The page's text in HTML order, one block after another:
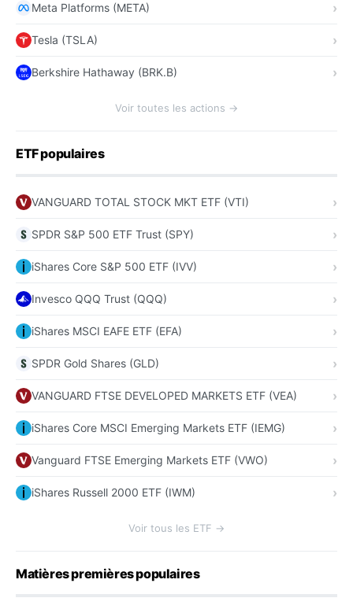
Meta Platforms (META)
Tesla (TSLA)
Berkshire Hathaway (BRK.B)
Voir toutes les actions →
ETF populaires
VANGUARD TOTAL STOCK MKT ETF (VTI)
SPDR S&P 500 ETF Trust (SPY)
iShares Core S&P 500 ETF (IVV)
Invesco QQQ Trust (QQQ)
iShares MSCI EAFE ETF (EFA)
SPDR Gold Shares (GLD)
VANGUARD FTSE DEVELOPED MARKETS ETF (VEA)
iShares Core MSCI Emerging Markets ETF (IEMG)
Vanguard FTSE Emerging Markets ETF (VWO)
iShares Russell 2000 ETF (IWM)
Voir tous les ETF →
Matières premières populaires